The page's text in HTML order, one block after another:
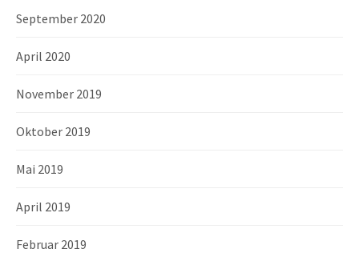
September 2020
April 2020
November 2019
Oktober 2019
Mai 2019
April 2019
Februar 2019